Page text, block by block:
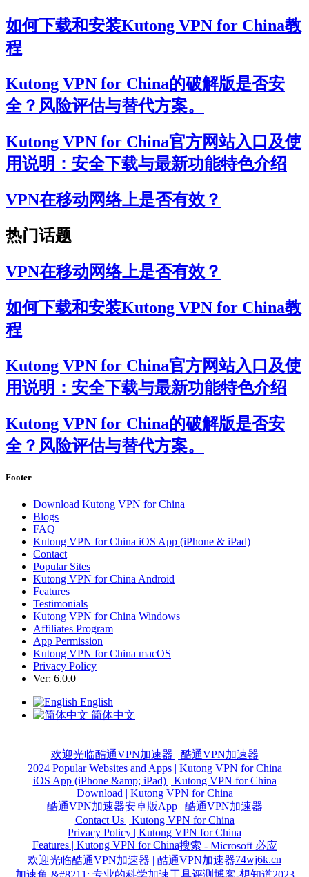
如何下载和安装Kutong VPN for China教
程
Kutong VPN for China的破解版是否安
全？风险评估与替代方案。
Kutong VPN for China官方网站入口及使
用说明：安全下载与最新功能特色介绍
VPN在移动网络上是否有效？
热门话题
VPN在移动网络上是否有效？
如何下载和安装Kutong VPN for China教
程
Kutong VPN for China官方网站入口及使
用说明：安全下载与最新功能特色介绍
Kutong VPN for China的破解版是否安
全？风险评估与替代方案。
Footer
Download Kutong VPN for China
Blogs
FAQ
Kutong VPN for China iOS App (iPhone & iPad)
Contact
Popular Sites
Kutong VPN for China Android
Features
Testimonials
Kutong VPN for China Windows
Affiliates Program
App Permission
Kutong VPN for China macOS
Privacy Policy
Ver: 6.0.0
English
简体中文
欢迎光临酷通VPN加速器 | 酷通VPN加速器
2024 Popular Websites and Apps | Kutong VPN for China
iOS App (iPhone &amp; iPad) | Kutong VPN for China
Download | Kutong VPN for China
酷通VPN加速器安卓版App | 酷通VPN加速器
Contact Us | Kutong VPN for China
Privacy Policy | Kutong VPN for China
Features | Kutong VPN for China搜索 - Microsoft 必应
欢迎光临酷通VPN加速器 | 酷通VPN加速器74wj6k.cn
加速鱼 &#8211; 专业的科学加速工具评测博客-想知道2023